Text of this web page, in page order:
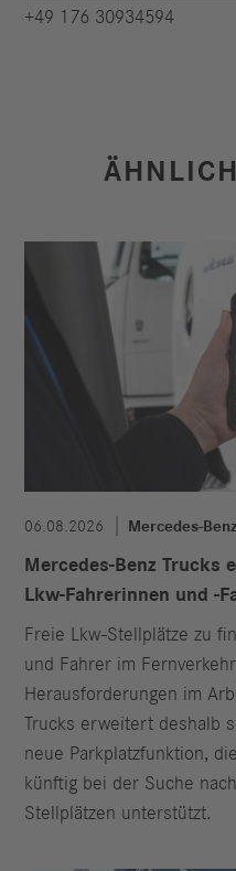
+49 176 30934594
06.08.2026 Mercedes-
Mercedes-Benz Trucks
Lkw-Fahrerinnen und -
Freie Lkw-Stellplätze zu
und Fahrer im
Herausforderungen im
Trucks erweitert deshalb
neue Parkplatzfunktion,
künftig bei der Suche
Stellplätzen unterstützt.